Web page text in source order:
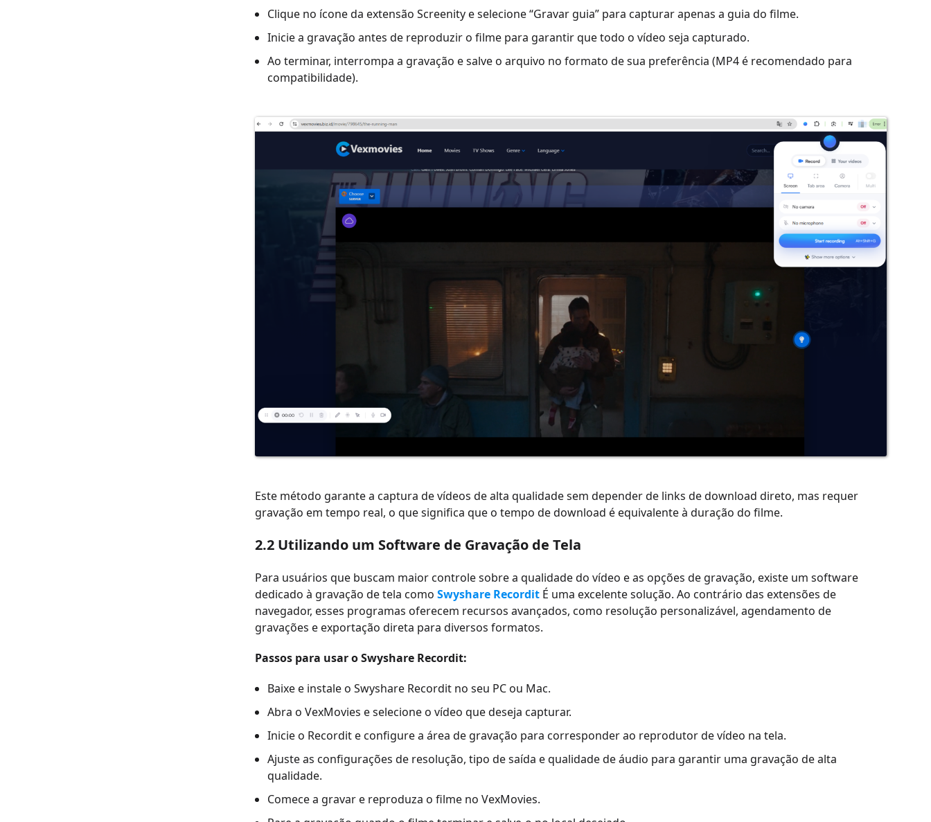
Clique no ícone da extensão Screenity e selecione “Gravar guia” para capturar apenas a guia do filme.
Inicie a gravação antes de reproduzir o filme para garantir que todo o vídeo seja capturado.
Ao terminar, interrompa a gravação e salve o arquivo no formato de sua preferência (MP4 é recomendado para
compatibilidade).
Este método garante a captura de vídeos de alta qualidade sem depender de links de download direto, mas requer
gravação em tempo real, o que significa que o tempo de download é equivalente à duração do filme.
2.2 Utilizando um Software de Gravação de Tela
Para usuários que buscam maior controle sobre a qualidade do vídeo e as opções de gravação, existe um software
dedicado à gravação de tela como Swyshare Recordit É uma excelente solução. Ao contrário das extensões de
navegador, esses programas oferecem recursos avançados, como resolução personalizável, agendamento de
gravações e exportação direta para diversos formatos.
Passos para usar o Swyshare Recordit:
Baixe e instale o Swyshare Recordit no seu PC ou Mac.
Abra o VexMovies e selecione o vídeo que deseja capturar.
Inicie o Recordit e configure a área de gravação para corresponder ao reprodutor de vídeo na tela.
Ajuste as configurações de resolução, tipo de saída e qualidade de áudio para garantir uma gravação de alta
qualidade.
Comece a gravar e reproduza o filme no VexMovies.